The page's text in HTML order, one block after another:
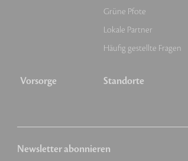
Vorsorge
Grüne Pfote
Lokale Partner
Häufig gestellte Fragen
Standorte
Newsletter abonnieren